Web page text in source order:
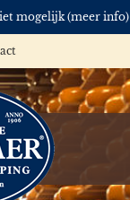
mogelijk (meer info)